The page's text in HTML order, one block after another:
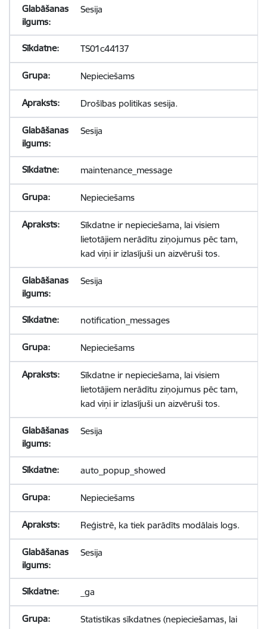
Sesija
TS01c44137
Nepieciešams
Drošības politikas sesija.
Sesija
maintenance_message
Nepieciešams
Sīkdatne ir nepieciešama, lai visiem
lietotājiem nerādītu ziņojumus pēc tam,
kad viņi ir izlasījuši un aizvēruši tos.
Sesija
notification_messages
Nepieciešams
Sīkdatne ir nepieciešama, lai visiem
lietotājiem nerādītu ziņojumus pēc tam,
kad viņi ir izlasījuši un aizvēruši tos.
Sesija
auto_popup_showed
Nepieciešams
Reģistrē, ka tiek parādīts modālais logs.
Sesija
_ga
Statistikas sīkdatnes (nepieciešamas, lai